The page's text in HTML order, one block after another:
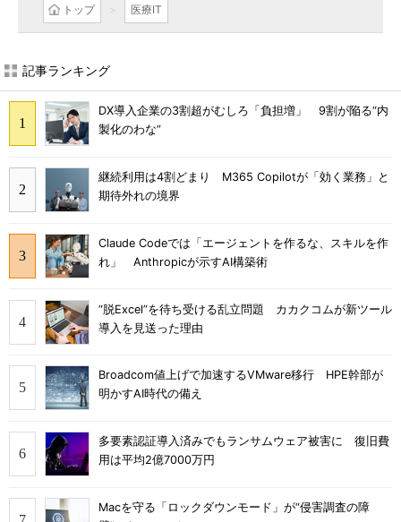
トップ 医療IT
記事ランキング
DX導入企業の3割超がむしろ「負担増」 9割が陥る“内
製化のわな”
継続利用は4割どまり M365 Copilotが「効く業務」と
期待外れの境界
Claude Codeでは「エージェントを作るな、スキルを作
れ」 Anthropicが示すAI構築術
“脱Excel”を待ち受ける乱立問題 カカクコムが新ツール
導入を見送った理由
Broadcom値上げで加速するVMware移行 HPE幹部が
明かすAI時代の備え
多要素認証導入済みでもランサムウェア被害に 復旧費
用は平均2億7000万円
Macを守る「ロックダウンモード」が“侵害調査の障